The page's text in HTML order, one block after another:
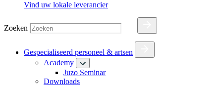
Vind uw lokale leverancier
Zoeken
Gespecialiseerd personeel & artsen
Academy
Juzo Seminar
Downloads